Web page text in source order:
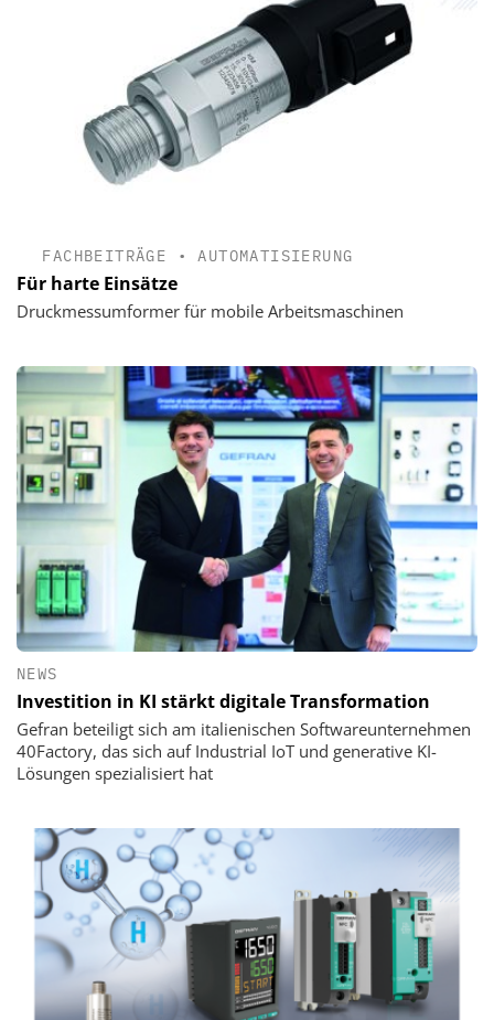
FACHBEITRÄGE •AUTOMATISIERUNG
Für harte Einsätze
Druckmessumformer für mobile Arbeitsmaschinen
NEWS
Investition in KI stärkt digitale Transformation
Gefran beteiligt sich am italienischen Softwareunternehmen
40Factory, das sich auf Industrial IoT und generative KI-
Lösungen spezialisiert hat